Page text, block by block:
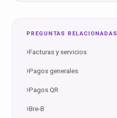
PREGUNTAS RELACIONADAS
Facturas y servicios
Pagos generales
Pagos QR
Bre-B